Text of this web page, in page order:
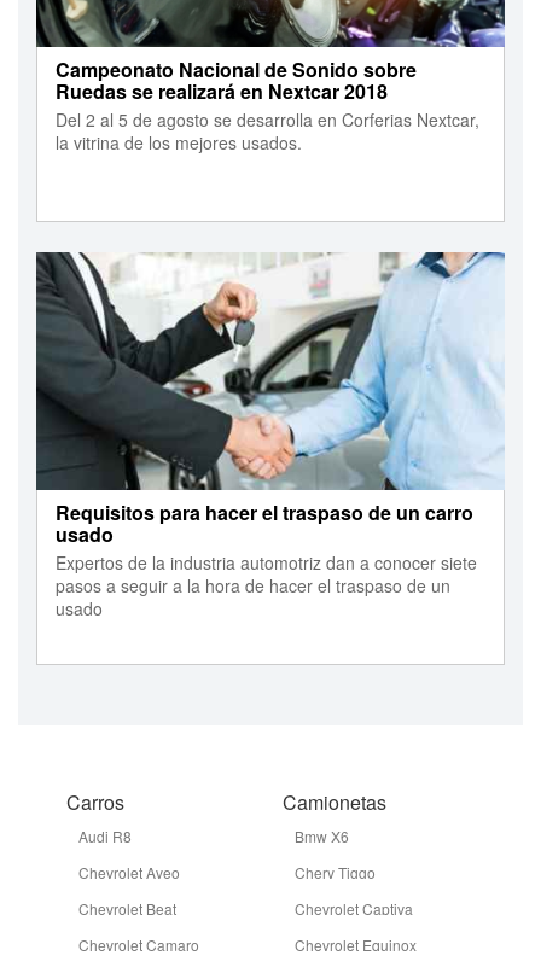
Campeonato Nacional de Sonido sobre
Ruedas se realizará en Nextcar 2018
Del 2 al 5 de agosto se desarrolla en Corferias Nextcar,
la vitrina de los mejores usados.
Requisitos para hacer el traspaso de un carro
usado
Expertos de la industria automotriz dan a conocer siete
pasos a seguir a la hora de hacer el traspaso de un
usado
Carros
Audi R8
Chevrolet Aveo
Chevrolet Beat
Chevrolet Camaro
Camionetas
Bmw X6
Chery Tiggo
Chevrolet Captiva
Chevrolet Equinox